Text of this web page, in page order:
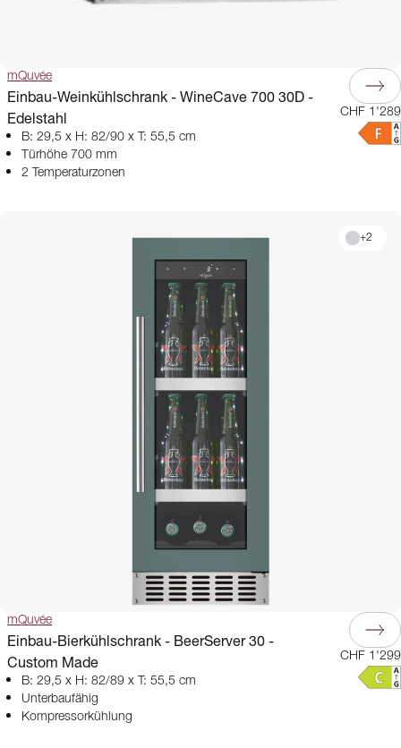
mQuvée
Einbau-Weinkühlschrank - WineCave 700 30D -
Edelstahl
B: 29,5 x H: 82/90 x T: 55,5 cm
Türhöhe 700 mm
2 Temperaturzonen
CHF 1'289
+2
mQuvée
Einbau-Bierkühlschrank - BeerServer 30 -
Custom Made
B: 29,5 x H: 82/89 x T: 55,5 cm
Unterbaufähig
Kompressorkühlung
CHF 1'299